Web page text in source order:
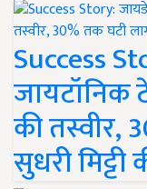
Success
जायटॉनिक
की तस्वीर,
सुधरी